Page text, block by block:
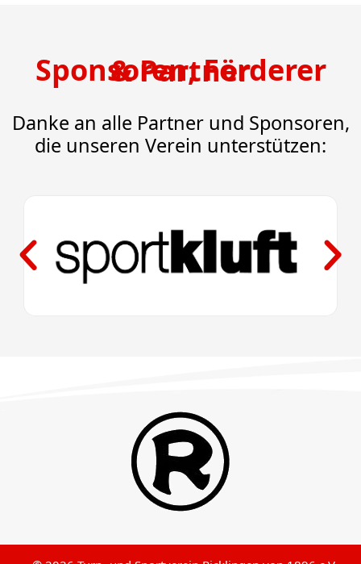
Sponsoren, Förderer & Partner
Danke an alle Partner und Sponsoren,
die unseren Verein unterstützen: